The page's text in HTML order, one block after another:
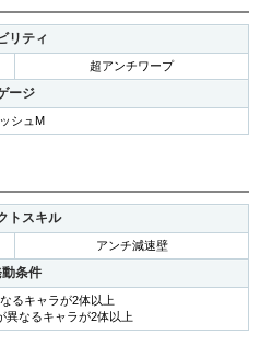
リティ
超アンチワープ
ージ
シュM
トスキル
アンチ減速壁
条件
るキャラが2体以上
異なるキャラが2体以上